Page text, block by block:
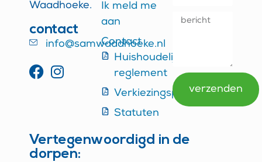
Waadhoeke.
contact
info@samwaadhoeke.nl
Ik meld me
aan
Contact
Huishoudelijk
reglement
Verkiezingsprogramma
Statuten
verzenden
Vertegenwoordigd in de
dorpen: